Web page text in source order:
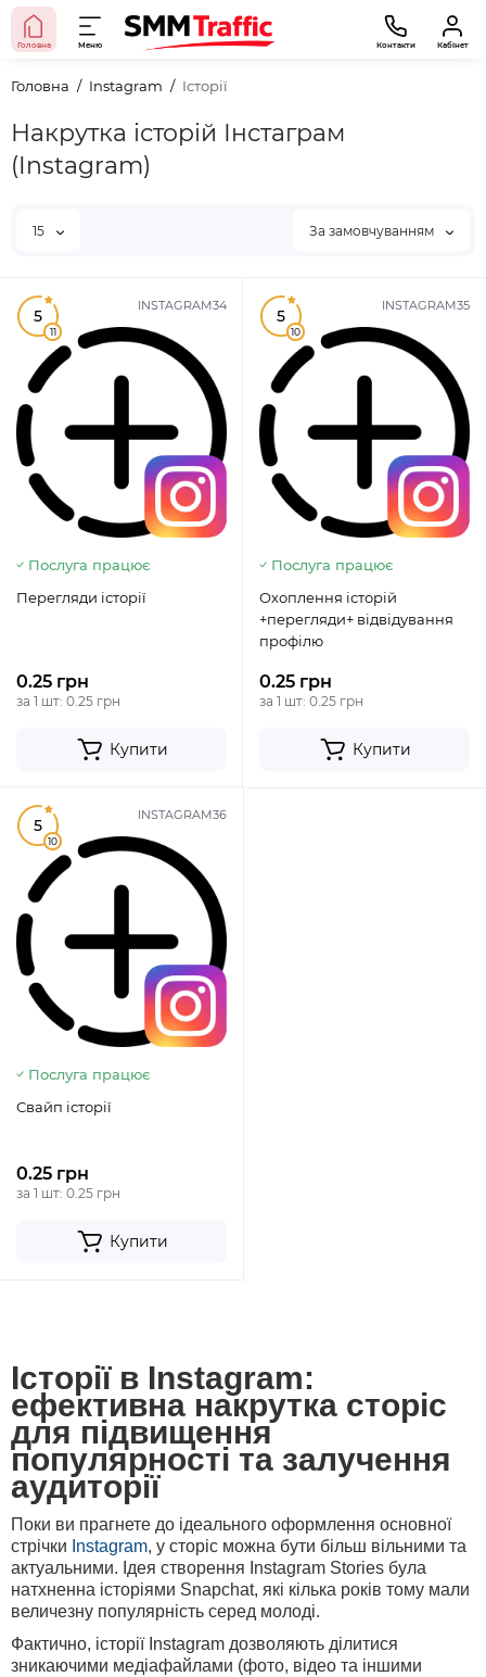
Головна Меню Контакти Кабінет
Головна Instagram Історії
Накрутка історій Інстаграм
(Instagram)
15 За замовчуванням
INSTAGRAM34
5
11
Послуга працює
Перегляди історії
0.25 грн
за 1 шт: 0.25 грн
Купити
INSTAGRAM35
5
10
Послуга працює
Охоплення історій
+перегляди+ відвідування
профілю
0.25 грн
за 1 шт: 0.25 грн
Купити
INSTAGRAM36
5
10
Послуга працює
Свайп історії
0.25 грн
за 1 шт: 0.25 грн
Купити
Історії в Instagram:
ефективна накрутка сторіс
для підвищення
популярності та залучення
аудиторії
Поки ви прагнете до ідеального оформлення основної
стрічки Instagram, у сторіс можна бути більш вільними та
актуальними. Ідея створення Instagram Stories була
натхненна історіями Snapchat, які кілька років тому мали
величезну популярність серед молоді.
Фактично, історії Instagram дозволяють ділитися
зникаючими медіафайлами (фото, відео та іншими